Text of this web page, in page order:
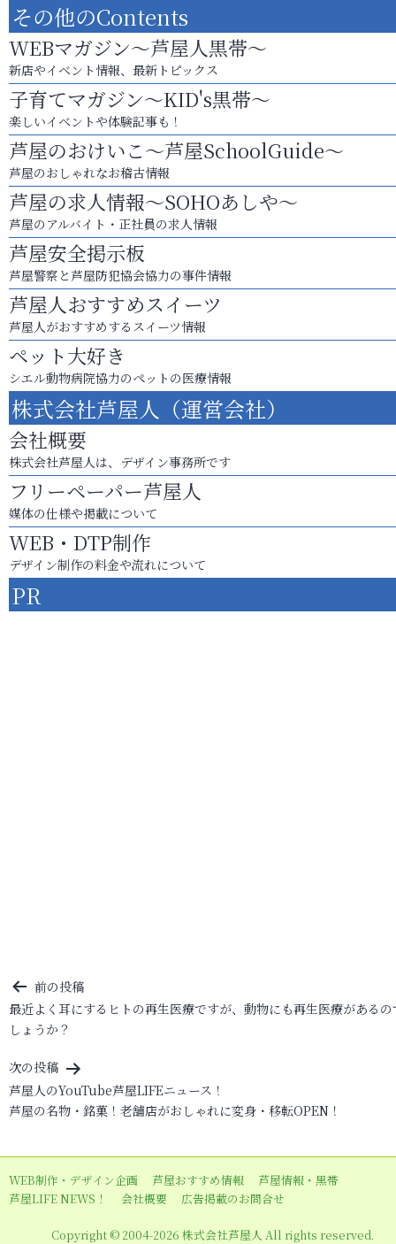
その他のContents
WEBマガジン～芦屋人黒帯～
新店やイベント情報、最新トピックス
子育てマガジン～KID's黒帯～
楽しいイベントや体験記事も！
芦屋のおけいこ～芦屋SchoolGuide～
芦屋のおしゃれなお稽古情報
芦屋の求人情報～SOHOあしや～
芦屋のアルバイト・正社員の求人情報
芦屋安全掲示板
芦屋警察と芦屋防犯協会協力の事件情報
芦屋人おすすめスイーツ
芦屋人がおすすめするスイーツ情報
ペット大好き
シエル動物病院協力のペットの医療情報
株式会社芦屋人（運営会社）
会社概要
株式会社芦屋人は、デザイン事務所です
フリーペーパー芦屋人
媒体の仕様や掲載について
WEB・DTP制作
デザイン制作の料金や流れについて
PR
投
稿
ナ
ビ
ゲ
ー
シ
ョ
ン
前の投稿
最近よく耳にするヒトの再生医療ですが、動物にも再生医療があるの
しょうか？
次の投稿
芦屋人のYouTube芦屋LIFEニュース！
芦屋の名物・銘菓！老舗店がおしゃれに変身・移転OPEN！
WEB制作・デザイン企画 芦屋おすすめ情報
芦屋情報・黒帯
芦屋LIFE NEWS！
会社概要 広告掲載のお問合せ
Copyright © 2004-2026 株式会社芦屋人 All rights reserved.